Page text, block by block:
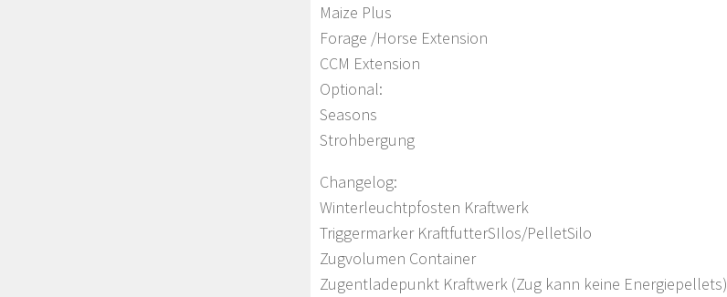
Maize Plus
Forage /Horse Extension
CCM Extension
Optional:
Seasons
Strohbergung
Changelog:
Winterleuchtpfosten Kraftwerk
Triggermarker KraftfutterSIlos/PelletSilo
Zugvolumen Container
Zugentladepunkt Kraftwerk (Zug kann keine Energiepellets)